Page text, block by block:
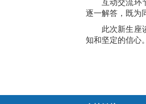
互动交流环
逐一解答，既为
此次新生座
知和坚定的信心